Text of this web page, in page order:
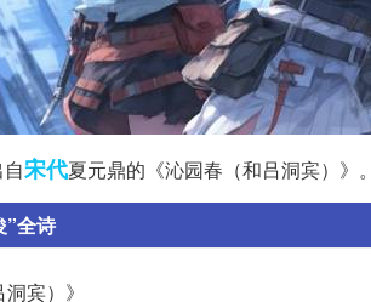
宋代夏元鼎的《沁园春（和吕洞宾）》
”全诗
宾）》